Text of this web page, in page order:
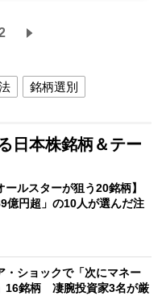
銘柄選別
日本株銘柄＆テー
ールスターが狙う20銘柄】
億円超」の10人が選んだ注
・ショックで「次にマネー
16銘柄 凄腕投資家3名が厳